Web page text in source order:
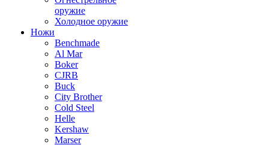
оружие
Холодное оружие
Ножи
Benchmade
Al Mar
Boker
CJRB
Buck
City Brother
Cold Steel
Helle
Kershaw
Marser